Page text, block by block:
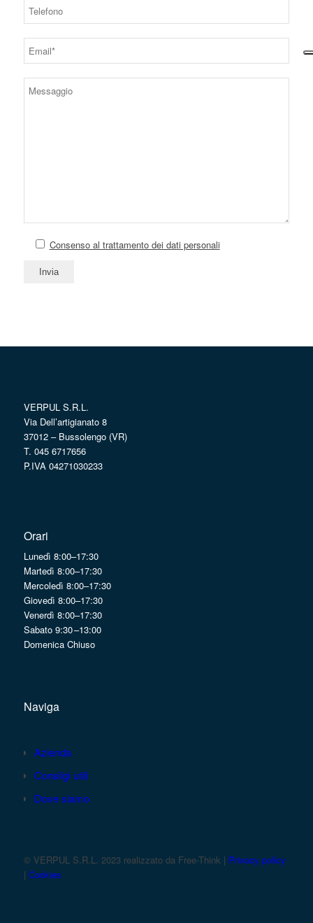
Consenso al trattamento dei dati personali
VERPUL S.R.L.
Via Dell’artigianato 8
37012 – Bussolengo (VR)
T. 045 6717656
P.IVA 04271030233
Orari
Lunedì 8:00–17:30
Martedì 8:00–17:30
Mercoledì 8:00–17:30
Giovedì 8:00–17:30
Venerdì 8:00–17:30
Sabato 9:30 –13:00
Domenica Chiuso
Naviga
Azienda
Consilgi utili
Dove siamo
© VERPUL S.R.L. 2023 realizzato da Free-Think | Privacy policy
| Cookies